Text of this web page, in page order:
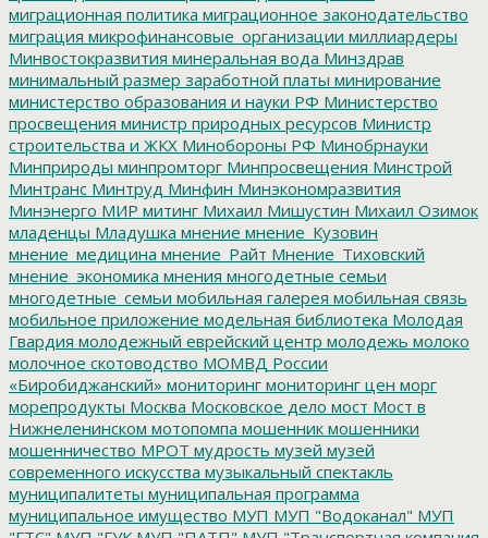
миграционная политика миграционное законодательство
миграция микрофинансовые_организации миллиардеры
Минвостокразвития минеральная вода Минздрав
минимальный размер заработной платы минирование
министерство образования и науки РФ Министерство
просвещения министр природных ресурсов Министр
строительства и ЖКХ Минобороны РФ Минобрнауки
Минприроды минпромторг Минпросвещения Минстрой
Минтранс Минтруд Минфин Минэкономразвития
Минэнерго МИР митинг Михаил Мишустин Михаил Озимок
младенцы Младушка мнение мнение_Кузовин
мнение_медицина мнение_Райт Мнение_Тиховский
мнение_экономика мнения многодетные семьи
многодетные_семьи мобильная галерея мобильная связь
мобильное приложение модельная библиотека Молодая
Гвардия молодежный еврейский центр молодежь молоко
молочное скотоводство МОМВД России
«Биробиджанский» мониторинг мониторинг цен морг
морепродукты Москва Московское дело мост Мост в
Нижнеленинском мотопомпа мошенник мошенники
мошенничество МРОТ мудрость музей музей
современного искусства музыкальный спектакль
муниципалитеты муниципальная программа
муниципальное имущество МУП МУП "Водоканал" МУП